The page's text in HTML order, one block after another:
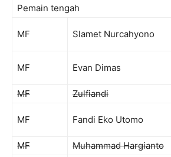
Pemain tengah
MF Slamet Nurcahyono
MF Evan Dimas
MF
Zulfiandi
MF Fandi Eko Utomo
MF
Muhammad Hargianto